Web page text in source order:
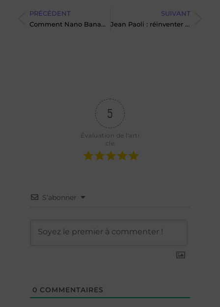
PRÉCÉDENT
Comment Nano Banana Pro révolutionne la création visuelle en entreprise ?
SUIVANT
Jean Paoli : réinventer la donnée d’entreprise grâce à l’intelligence artificielle.
5
Évaluation de l'arti
cle
S’abonner
0 COMMENTAIRES